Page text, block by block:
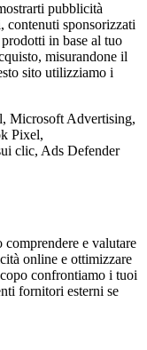
pubblicità
contenuti sponsorizzati
in base al tuo
misurandone il
sito utilizziamo i
Microsoft Advertising,
Pixel,
clic, Ads Defender
e valutare
online e ottimizzare
confrontiamo i tuoi
fornitori esterni se